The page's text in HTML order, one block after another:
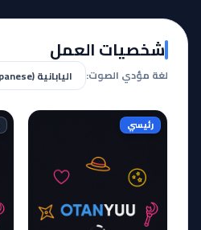
شخصيات العمل
لغة مؤدي الصوت:
رئيسي